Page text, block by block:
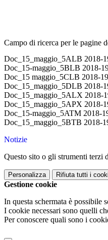
Campo di ricerca per le pagine
Doc_15_maggio_5ALB 2018-
Doc_15-maggio_5BLB 2018-
Doc_15 maggio_5CLB 2018-
Doc_15_maggio_5DLB 2018-
Doc_15_maggio_5ALX 2018-
Doc_15_maggio_5APX 2018-
Doc_15-maggio_5ATM 2018-
Doc_15_maggio_5BTB 2018-
Notizie
Questo sito o gli strumenti terzi
Personalizza Rifiuta tutti i
Gestione cookie
In questa schermata è possibile
I cookie necessari sono quelli
Per conoscere quali sono i